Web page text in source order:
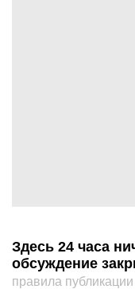
Здесь 24 часа
обсуждение
правила